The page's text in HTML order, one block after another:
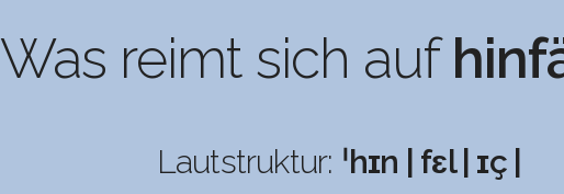
Was reimt sich auf
Lautstruktur: ˈhɪn | fɛl | ɪç |